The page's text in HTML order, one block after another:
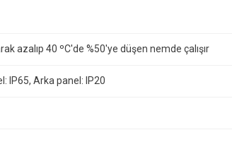
azalıp 40 ºC'de %50'ye düşen nemde çalışır
IP65, Arka panel: IP20